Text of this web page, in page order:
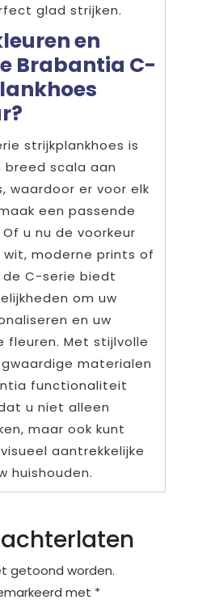
glad strijken.
en
Brabantia C-
strijkplankhoes is
breed scala aan
waardoor er voor elk
een passende
u nu de voorkeur
moderne prints of
de C-serie biedt
om uw
en uw
fleuren. Met stijlvolle
materialen
functionaliteit
u niet alleen
maar ook kunt
aantrekkelijke
huishouden.
getoond worden.
met *